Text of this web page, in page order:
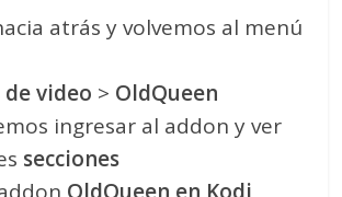
atrás y volvemos al menú
video > OldQueen
ingresar al addon y ver
secciones